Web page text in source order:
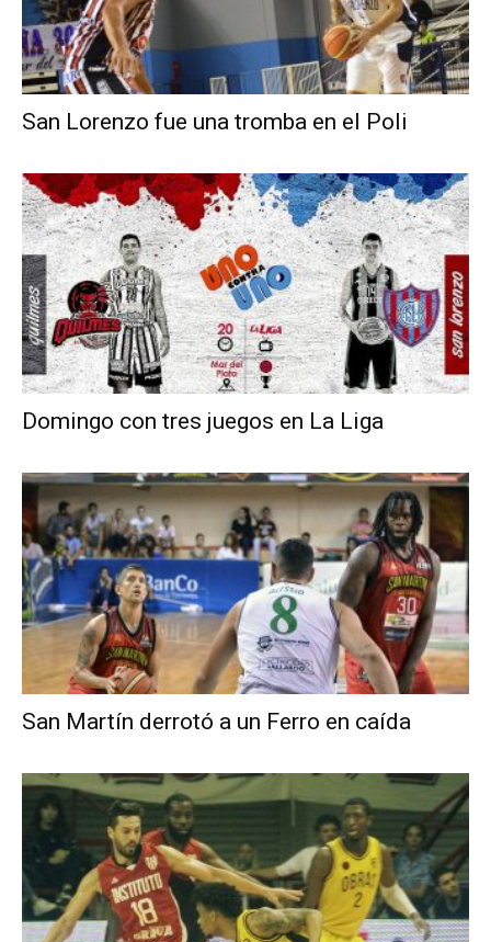
San Lorenzo fue una tromba en el Poli
Domingo con tres juegos en La Liga
San Martín derrotó a un Ferro en caída